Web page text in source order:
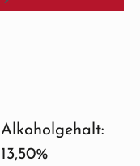
Alkoholgehalt:
13,50%